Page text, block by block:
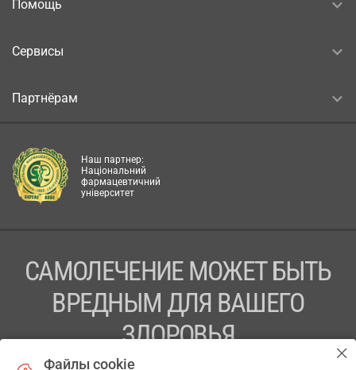
Помощь
Сервисы
Партнёрам
Наш партнер:
Національний
фармацевтичний
університет
САМОЛЕЧЕНИЕ МОЖЕТ БЫТЬ
ВРЕДНЫМ ДЛЯ ВАШЕГО
ЗДОРОВЬЯ
Файлы cookie